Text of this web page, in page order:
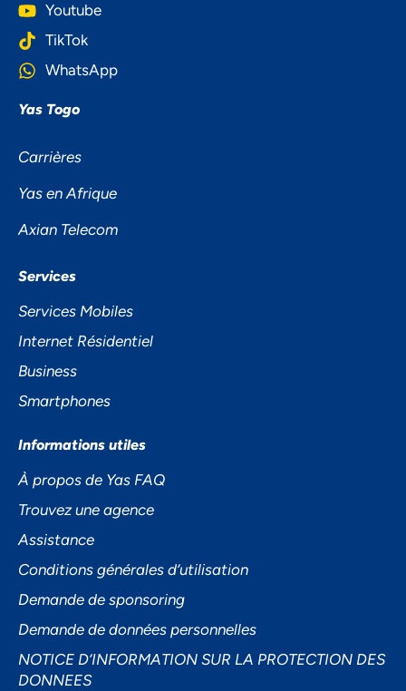
Youtube
TikTok
WhatsApp
Yas Togo
Carrières
Yas en Afrique
Axian Telecom
Services
Services Mobiles
Internet Résidentiel
Business
Smartphones
Informations utiles
À propos de Yas FAQ
Trouvez une agence
Assistance
Conditions générales d’utilisation
Demande de sponsoring
Demande de données personnelles
NOTICE D’INFORMATION SUR LA PROTECTION DES
DONNEES